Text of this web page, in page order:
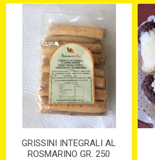
GRISSINI INTEGRALI AL
ROSMARINO GR. 250